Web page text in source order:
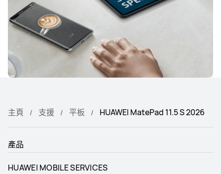
主頁 支援 平板 HUAWEI MatePad 11.5 S 2026
產品
HUAWEI MOBILE SERVICES